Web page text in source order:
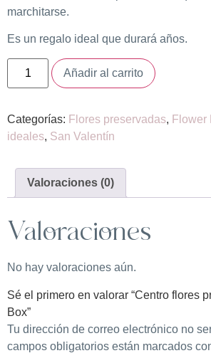
marchitarse.
Es un regalo ideal que durará años.
Añadir al carrito
Categorías: Flores preservadas, Flower
ideales, San Valentín
Valoraciones (0)
Valoraciones
No hay valoraciones aún.
Sé el primero en valorar “Centro flores
Box”
Tu dirección de correo electrónico no
campos obligatorios están marcados